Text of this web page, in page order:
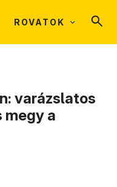
ROVATOK
varázslatos
megy a